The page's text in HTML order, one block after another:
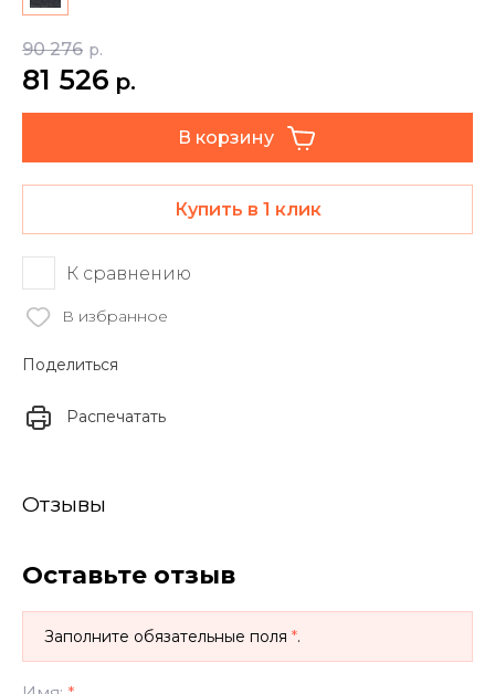
90 276 р.
81 526 р.
В корзину
Купить в 1 клик
К сравнению
В избранное
Поделиться
Распечатать
Отзывы
Оставьте отзыв
Заполните обязательные поля *.